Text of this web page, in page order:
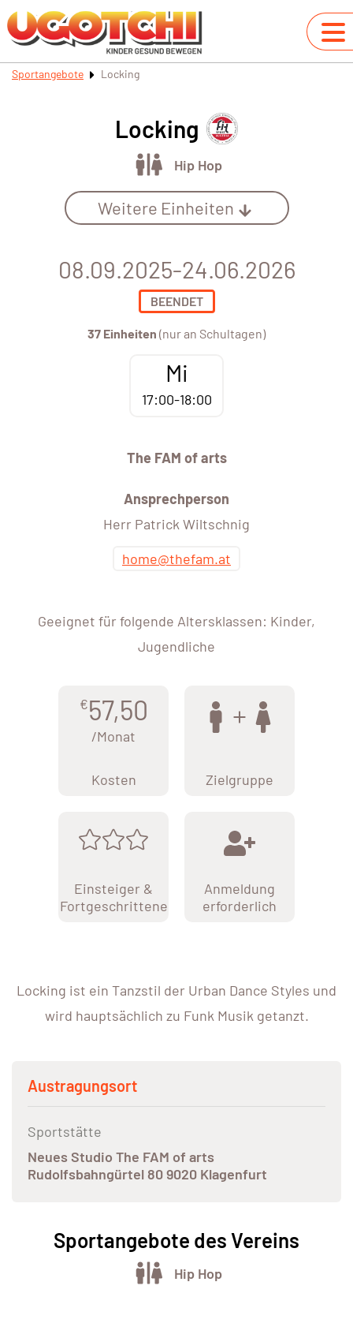
Sportangebote Locking
Locking
Hip Hop
Weitere Einheiten
08.09.2025-24.06.2026
BEENDET
37 Einheiten (nur an Schultagen)
Mi
17:00-18:00
The FAM of arts
Ansprechperson
Herr Patrick Wiltschnig
home@thefam.at
Geeignet für folgende Altersklassen: Kinder,
Jugendliche
€57,50
/Monat
Kosten Zielgruppe
Einsteiger &
Fortgeschrittene
Anmeldung
erforderlich
Locking ist ein Tanzstil der Urban Dance Styles und
wird hauptsächlich zu Funk Musik getanzt.
Austragungsort
Sportstätte
Neues Studio The FAM of arts
Rudolfsbahngürtel 80 9020 Klagenfurt
Sportangebote des Vereins
Hip Hop